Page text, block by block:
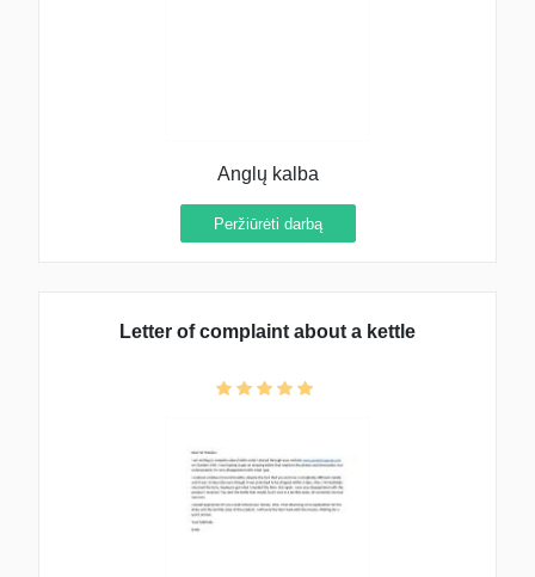
Anglų kalba
Peržiūrėti darbą
Letter of complaint about a kettle